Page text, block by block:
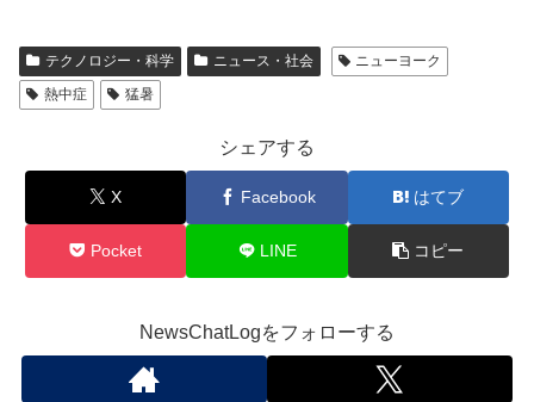
テクノロジー・科学 ニュース・社会
ニューヨーク
熱中症
猛暑
シェアする
X Facebook はてブ
Pocket LINE コピー
NewsChatLogをフォローする